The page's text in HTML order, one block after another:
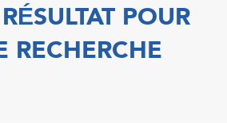
POUR
RECHERCHE